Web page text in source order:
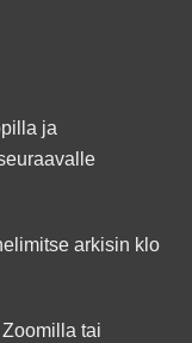
ja
arkisin klo
tai